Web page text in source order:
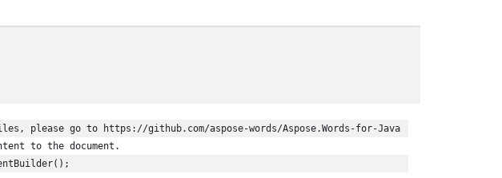
please go to https://github.com/aspose-words/Aspose.Words-for-Java
to the document.